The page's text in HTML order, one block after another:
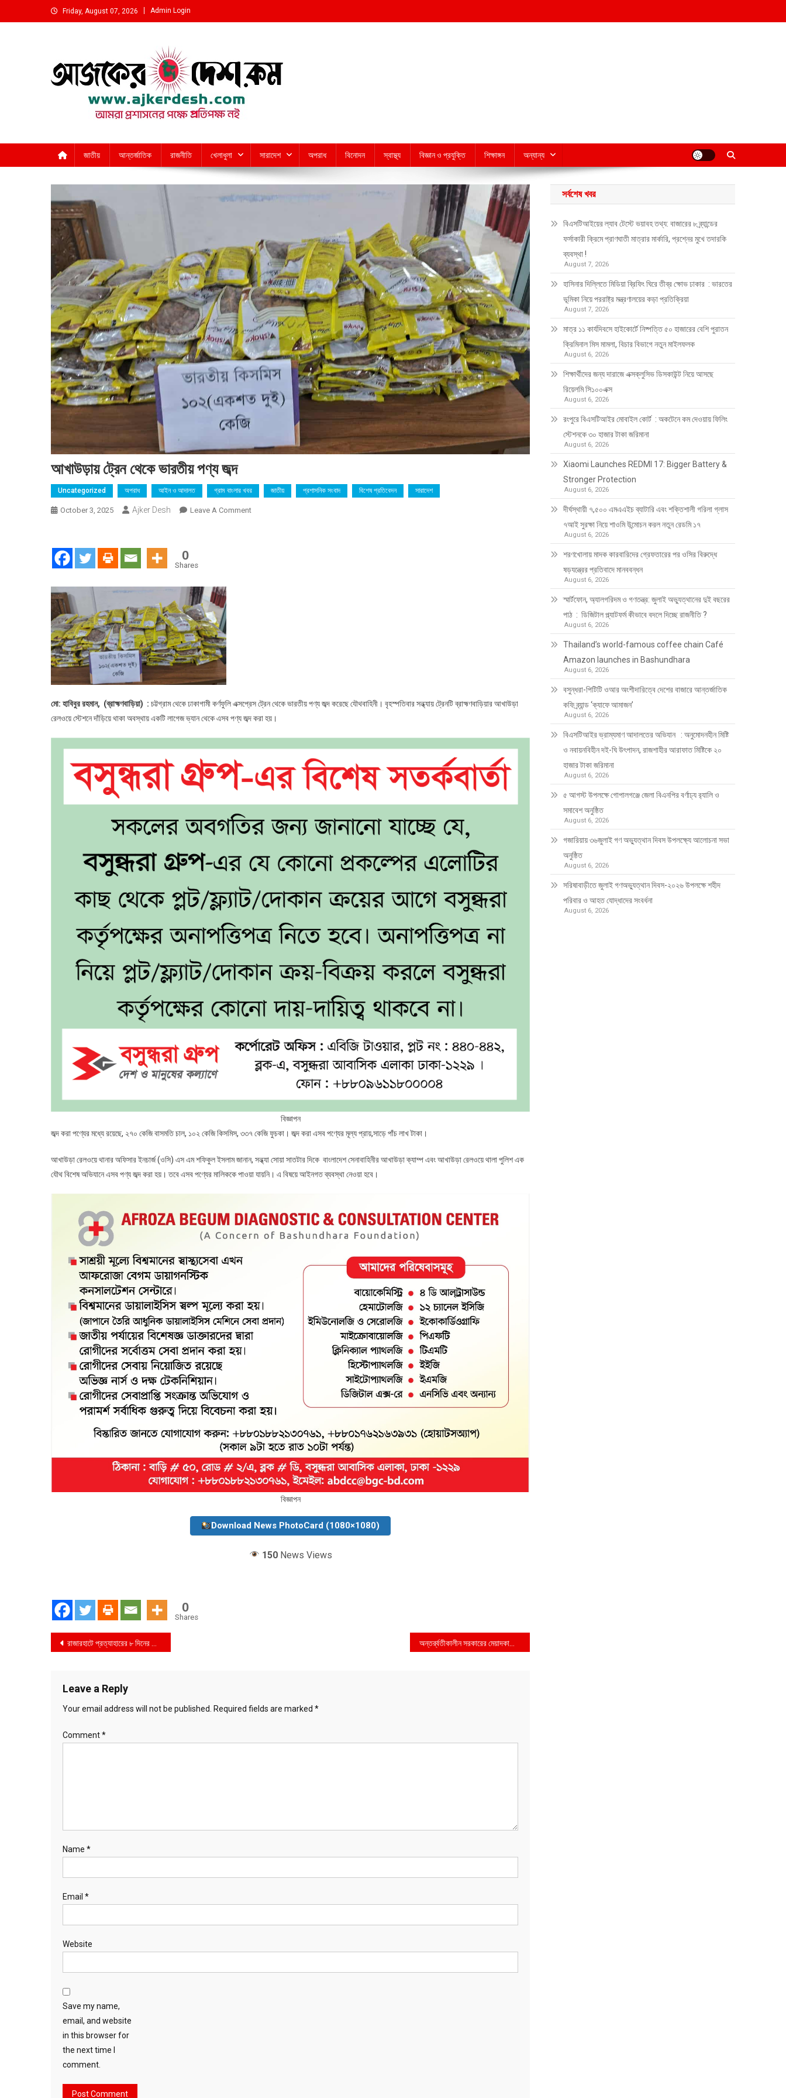
to
Friday, August 07, 2026 Admin Login
জাতীয় আন্তর্জাতিক রাজনীতি খেলাধুলা সারাদেশ অপরাধ বিনোদন স্বাস্থ্য বিজ্ঞান ও প্রযুক্তি শিক্ষাঙ্গন অন্যান্য
আখাউড়ায় ট্রেন থেকে ভারতীয় পণ্য জব্দ
Uncategorized অপরাধ আইন ও আদালত গ্রাম বাংলার খবর জাতীয় প্রশাসনিক সংবাদ বিশেষ প্রতিবেদন সারাদেশ
October 3, 2025 Ajker Desh Leave A CommentOn
0
Shares
মো: হাবিবুর রহমান, (ব্রাহ্মণবাড়িয়া) : চট্টগ্রাম থেকে ঢাকাগামী কর্ণফুলি এক্সপ্রেস ট্রেন থেকে ভারতীয় পণ্য জব্দ করেছে যৌথবাহিনী। বৃহস্পতিবার সন্ধ্যায় ট্রেনটি ব্রাহ্মণবাড়িয়ার আখাউড়া
রেলওয়ে স্টেশনে দাঁড়িয়ে থাকা অবস্থায় একটি লাগেজ ভ্যান থেকে এসব পণ্য জব্দ করা হয়।
বিজ্ঞাপন
জব্দ করা পণ্যের মধ্যে রয়েছে, ২৭০ কেজি বাসমতি চাল, ১০২ কেজি কিসমিস, ৩৩৭ কেজি ফুচকা। জব্দ করা এসব পণ্যের মূল্য প্রায়,সাড়ে পাঁচ লাখ টাকা।
আখাউড়া রেলওয়ে থানার অফিসার ইনচার্জ (ওসি) এস এম শফিকুল ইসলাম জানান, সন্ধ্যা সোয়া সাতটার দিকে বাংলাদেশ সেনাবাহিনীর আখাউড়া ক্যাম্প এবং আখাউড়া রেলওয়ে থালা পুলিশ এক
যৌথ বিশেষ অভিযানে এসব পণ্য জব্দ করা হয়। তবে এসব পণ্যের মালিককে পাওয়া যায়নি। এ বিষয়ে আইনগত ব্যবস্থা নেওয়া হবে।
বিজ্ঞাপন
Download News PhotoCard (1080×1080)
150News Views
0
Shares
Post
রাজারহাটে প্রত্যাহারের ৮ দিনের মাথায় পুনরায় ওসি পুনর্বহাল
Leave a Reply
Your email address will not be published. Required fields are marked *
Comment*
Name *
Email *
Website
Save my name,
email, and website
in this browser for
the next time I
comment.
সর্বশেষ খবর
বিএসটিআইয়ের ল্যাব টেস্টে ভয়াবহ তথ্য: বাজারের ৮ ব্র্যান্ডের
ফর্সাকারী ক্রিমে প্রাণঘাতী মাত্রার মার্কারি, প্রশ্নের মুখে তদারকি
ব্যবস্থা !
August 7, 2026
হাসিনার দিল্লিতে মিডিয়া ব্রিফিং ঘিরে তীব্র ক্ষোভ ঢাকার : ভারতের
ভূমিকা নিয়ে পররাষ্ট্র মন্ত্রণালয়ের কড়া প্রতিক্রিয়া
August 7, 2026
মাত্র ১১ কার্যদিবসে হাইকোর্টে নিষ্পত্তি ৫০ হাজারের বেশি পুরাতন
ক্রিমিনাল মিস মামলা, বিচার বিভাগে নতুন মাইলফলক
August 6, 2026
শিক্ষার্থীদের জন্য দারাজে এক্সক্লুসিভ ডিসকাউন্ট নিয়ে আসছে
রিয়েলমি সি১০০এক্স
August 6, 2026
রংপুরে বিএসটিআইর মোবাইল কোর্ট : অকটেনে কম দেওয়ায় ফিলিং
স্টেশনকে ৩০ হাজার টাকা জরিমানা
August 6, 2026
Xiaomi Launches REDMI 17: Bigger Battery &
Stronger Protection
August 6, 2026
দীর্ঘস্থায়ী ৭,৫০০ এমএএইচ ব্যাটারি এবং শক্তিশালী গরিলা গ্লাস
৭আই সুরক্ষা নিয়ে শাওমি উন্মোচন করল নতুন রেডমি ১৭
August 6, 2026
শরণখোলায় মাদক কারবারিদের গ্রেফতারের পর ওসির বিরুদ্ধে
ষড়যন্ত্রের প্রতিবাদে মানববন্ধন
August 6, 2026
স্মার্টফোন, অ্যালগরিদম ও গণতন্ত্র: জুলাই অভ্যুত্থানের দুই বছরের
পাঠ : ডিজিটাল প্ল্যাটফর্ম কীভাবে বদলে দিচ্ছে রাজনীতি ?
August 6, 2026
Thailand’s world-famous coffee chain Café
Amazon launches in Bashundhara
August 6, 2026
বসুন্ধরা-পিটিটি ওআর অংশীদারিত্বে দেশের বাজারে আন্তর্জাতিক
কফি ব্র্যান্ড ‘ক্যাফে আমাজন’
August 6, 2026
বিএসটিআইর ভ্রাম্যমাণ আদালতের অভিযান : অনুমোদনহীন মিষ্টি
ও নবায়নবিহীন দই-ঘি উৎপাদন, রাজশাহীর আরাফাত মিষ্টিকে ২০
হাজার টাকা জরিমানা
August 6, 2026
৫ আগস্ট উপলক্ষে গোপালগঞ্জে জেলা বিএনপির বর্ণাঢ্য র‍্যালি ও
সমাবেশ অনুষ্ঠিত
August 6, 2026
গজারিয়ায় ৩৬জুলাই গণ অভ্যুত্থান দিবস উপলক্ষ্যে আলোচনা সভা
অনুষ্ঠিত
August 6, 2026
সরিষাবাড়ীতে জুলাই গণঅভ্যুত্থান দিবস-২০২৬ উপলক্ষে শহীদ
পরিবার ও আহত যোদ্ধাদের সংবর্ধনা
August 6, 2026